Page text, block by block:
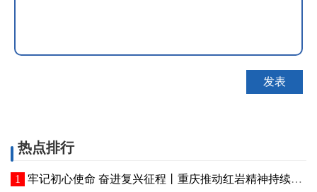
热点排行
牢记初心使命 奋进复兴征程丨重庆推动红岩精神持续焕发新的时代光芒 红岩丹心向阳开